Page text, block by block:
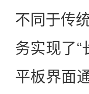
不同于传
务实现了“
平板界面